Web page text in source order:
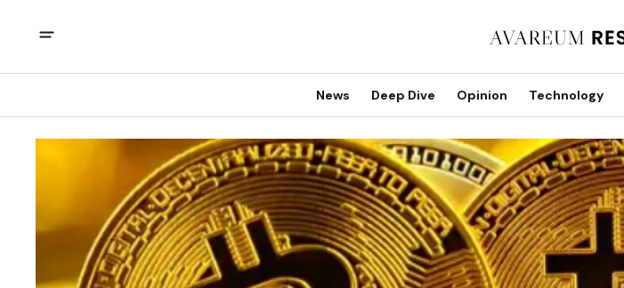
News Deep Dive Opinion Technology